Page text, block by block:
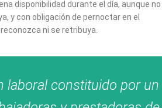
disponibilidad durante el día, aunque
y con obligación de pernoctar en el
ni se retribuya.
laboral constituido por un